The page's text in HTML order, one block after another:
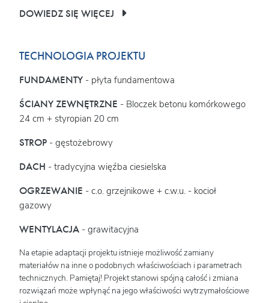
DOWIEDZ SIĘ WIĘCEJ
TECHNOLOGIA PROJEKTU
FUNDAMENTY - płyta fundamentowa
ŚCIANY ZEWNĘTRZNE - Bloczek betonu komórkowego
24 cm + styropian 20 cm
STROP - gęstożebrowy
DACH - tradycyjna więźba ciesielska
OGRZEWANIE - c.o. grzejnikowe + c.w.u. - kocioł
gazowy
WENTYLACJA - grawitacyjna
Na etapie adaptacji projektu istnieje możliwość zamiany
materiałów na inne o podobnych właściwościach i parametrach
technicznych. Pamiętaj! Projekt stanowi spójną całość i zmiana
rozwiązań może wpłynąć na jego właściwości wytrzymałościowe